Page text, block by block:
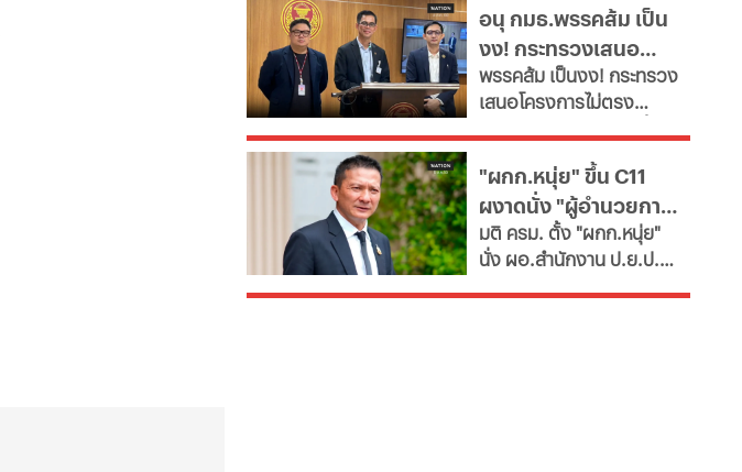
แรกจาก อาร์เซนอล ในการ
ล่าตัว "กิมาไรส์" ขณะที่ โค
โม่ ปิดดีล "ชาโลบาห์"
อนุ กมธ.พรรคส้ม เป็น
งง! กระทรวงเสนอ
โครงการไม่ตรงภารกิจ
พรรคส้ม เป็นงง! กระทรวง
เสนอโครงการไม่ตรง
เครื่องอบกล้วยตาก-
สปก.ซื้อเครื่องทำลูกชิ้น-
ตัดตะไคร้ - แฉ! รองปลัด
มท.ตบโต๊ะไม่พอใจขอ
เอกสารเพิ่ม
"ผกก.หนุ่ย" ขึ้น C11
ผงาดนั่ง "ผู้อำนวยการ
ป.ย.ป."
มติ ครม. ตั้ง "ผกก.หนุ่ย"
นั่ง ผอ.สำนักงาน ป.ย.ป.